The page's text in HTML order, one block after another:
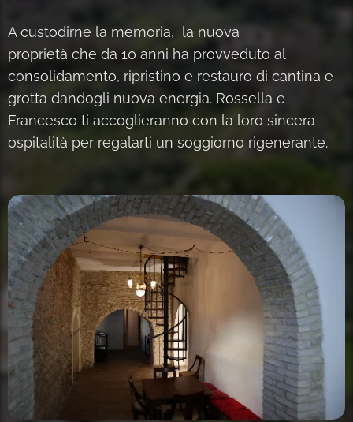
A custodirne la memoria, la nuova
proprietà che da 10 anni ha provveduto al
consolidamento, ripristino e restauro di cantina e
grotta dandogli nuova energia. Rossella e
Francesco ti accoglieranno con la loro sincera
ospitalità per regalarti un soggiorno rigenerante.